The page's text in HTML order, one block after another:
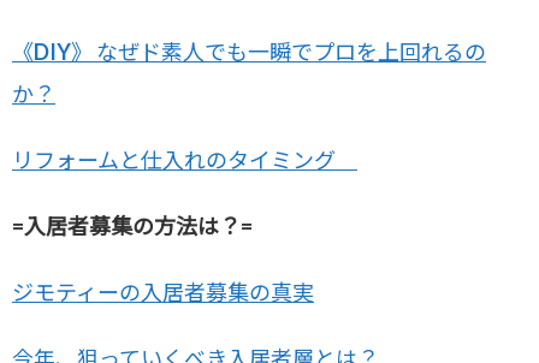
《DIY》 なぜド素人でも一瞬でプロを上回れるの
か？
リフォームと仕入れのタイミング
=入居者募集の方法は？=
ジモティーの入居者募集の真実